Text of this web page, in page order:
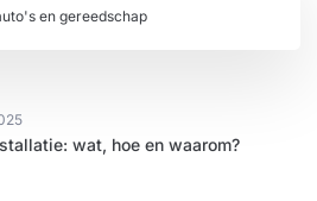
en gereedschap
wat, hoe en waarom?